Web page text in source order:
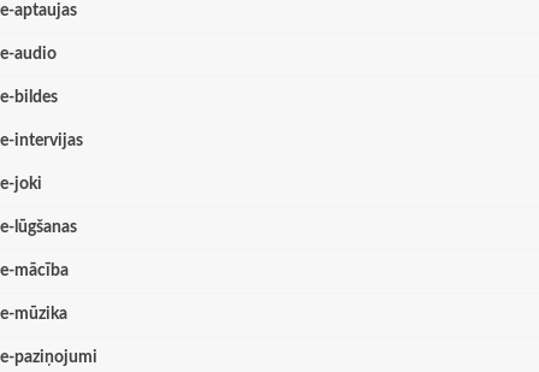
e-aptaujas
e-audio
e-bildes
e-intervijas
e-joki
e-lūgšanas
e-mācība
e-mūzika
e-paziņojumi